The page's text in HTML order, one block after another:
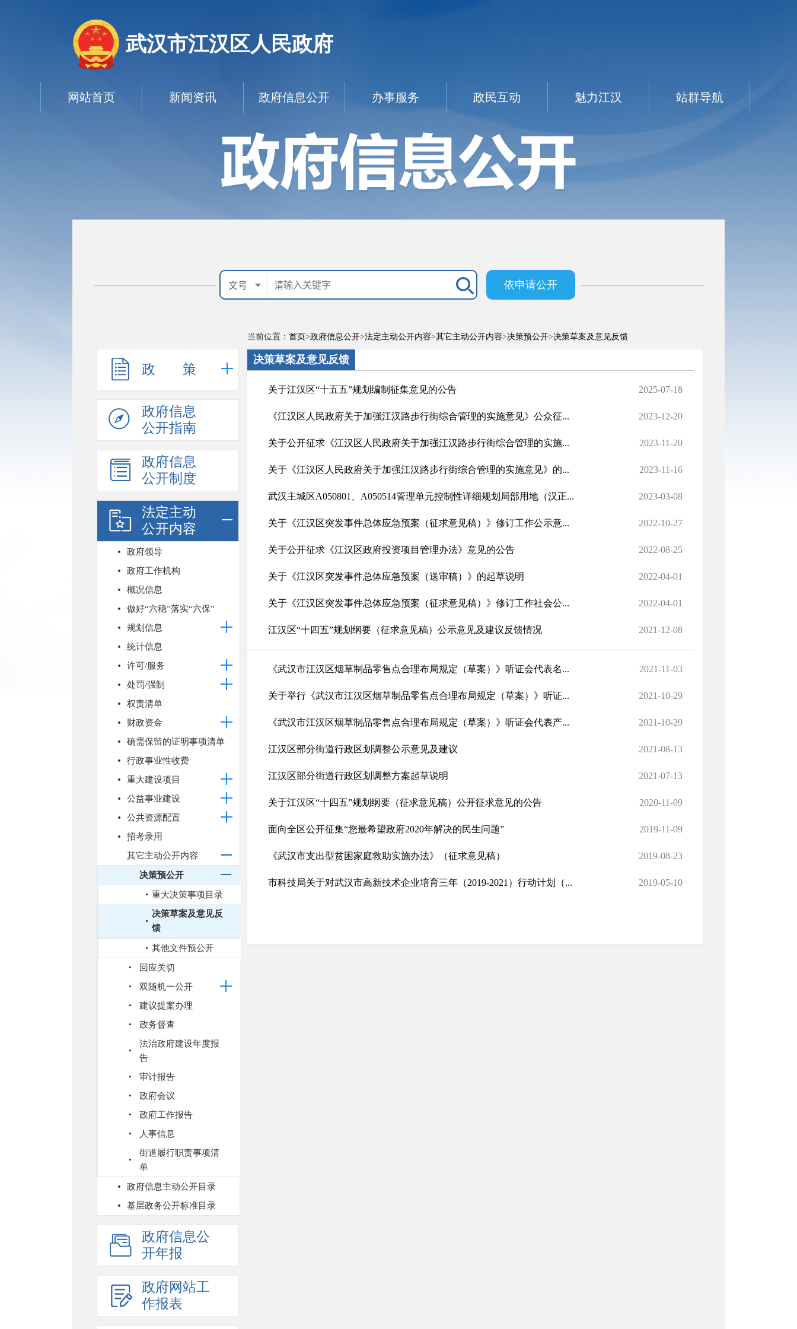
武汉市江汉区人民政府
依申请公开
网站首页 新闻资讯 政府信息公开 办事服务 政民互动 魅力江汉 站群导航
政 策
政府信息
公开指南
政府信息
公开制度
法定主动
公开内容
政府领导
政府工作机构
概况信息
做好“六稳”落实“六保”
规划信息
统计信息
许可/服务
处罚/强制
权责清单
财政资金
确需保留的证明事项清单
行政事业性收费
重大建设项目
公益事业建设
公共资源配置
招考录用
其它主动公开内容
决策预公开
重大决策事项目录
决策草案及意见反
馈
其他文件预公开
回应关切
双随机一公开
建议提案办理
政务督查
法治政府建设年度报
告
审计报告
政府会议
政府工作报告
人事信息
街道履行职责事项清
单
政府信息主动公开目录
基层政务公开标准目录
政府信息公
开年报
政府网站工
作报表
当前位置： 首页>政府信息公开>法定主动公开内容>其它主动公开内容>决策预公开>决策草案及意见反馈
决策草案及意见反馈
关于江汉区“十五五”规划编制征集意见的公告 2025-07-18
《江汉区人民政府关于加强江汉路步行街综合管理的实施意见》公众征... 2023-12-20
关于公开征求《江汉区人民政府关于加强江汉路步行街综合管理的实施... 2023-11-20
关于《江汉区人民政府关于加强江汉路步行街综合管理的实施意见》的... 2023-11-16
武汉主城区A050801、A050514管理单元控制性详细规划局部用地（汉正... 2023-03-08
关于《江汉区突发事件总体应急预案（征求意见稿）》修订工作公示意... 2022-10-27
关于公开征求《江汉区政府投资项目管理办法》意见的公告 2022-08-25
关于《江汉区突发事件总体应急预案（送审稿）》的起草说明 2022-04-01
关于《江汉区突发事件总体应急预案（征求意见稿）》修订工作社会公... 2022-04-01
江汉区“十四五”规划纲要（征求意见稿）公示意见及建议反馈情况 2021-12-08
《武汉市江汉区烟草制品零售点合理布局规定（草案）》听证会代表名... 2021-11-03
关于举行《武汉市江汉区烟草制品零售点合理布局规定（草案）》听证... 2021-10-29
《武汉市江汉区烟草制品零售点合理布局规定（草案）》听证会代表产... 2021-10-29
江汉区部分街道行政区划调整公示意见及建议 2021-08-13
江汉区部分街道行政区划调整方案起草说明 2021-07-13
关于江汉区“十四五”规划纲要（征求意见稿）公开征求意见的公告 2020-11-09
面向全区公开征集“您最希望政府2020年解决的民生问题” 2019-11-09
《武汉市支出型贫困家庭救助实施办法》（征求意见稿） 2019-08-23
市科技局关于对武汉市高新技术企业培育三年（2019-2021）行动计划（... 2019-05-10